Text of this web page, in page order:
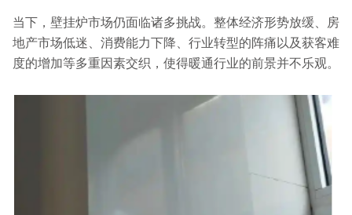
当下，壁挂炉市场仍面临诸多挑战。整体经济形势放缓、房
地产市场低迷、消费能力下降、行业转型的阵痛以及获客难
度的增加等多重因素交织，使得暖通行业的前景并不乐观。